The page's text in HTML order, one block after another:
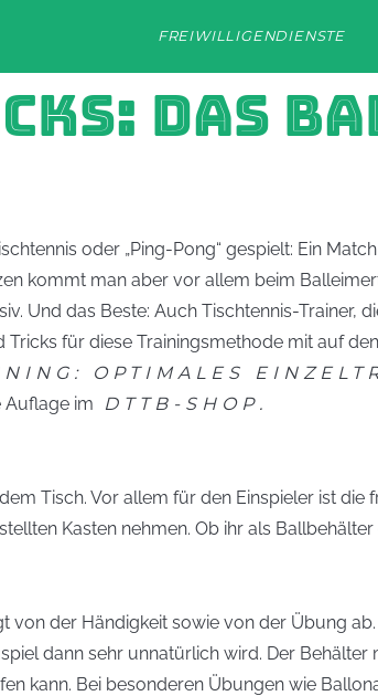
FREIWILLIGENDIENSTE
DAS
oder „Ping-Pong“ gespielt: Ein
kommt man aber vor allem beim
Und das Beste: Auch Tischtennis-Trainer,
Tricks für diese Trainingsmethode mit auf
OPTIMALES
Auflage im DTTB-SHOP.
Tisch. Vor allem für den Einspieler ist
Kasten nehmen. Ob ihr als
der Händigkeit sowie von der Übung
dann sehr unnatürlich wird. Der
kann. Bei besonderen Übungen wie